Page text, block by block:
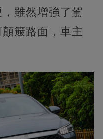
雖然增強了駕
簸路面，車主